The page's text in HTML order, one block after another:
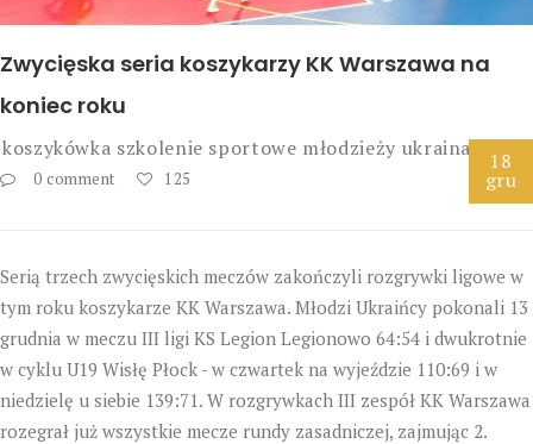
Zwycięska seria koszykarzy KK Warszawa na
koniec roku
koszykówka szkolenie sportowe młodzieży ukraina
0 comment 125
18
gru
Serią trzech zwycięskich meczów zakończyli rozgrywki ligowe w
tym roku koszykarze KK Warszawa. Młodzi Ukraińcy pokonali 13
grudnia w meczu III ligi KS Legion Legionowo 64:54 i dwukrotnie
w cyklu U19 Wisłę Płock - w czwartek na wyjeździe 110:69 i w
niedzielę u siebie 139:71. W rozgrywkach III zespół KK Warszawa
rozegrał już wszystkie mecze rundy zasadniczej, zajmując 2.